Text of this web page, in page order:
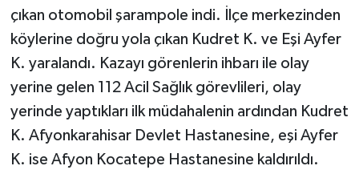
çıkan otomobil şarampole indi. İlçe merkezinden
köylerine doğru yola çıkan Kudret K. ve Eşi Ayfer
K. yaralandı. Kazayı görenlerin ihbarı ile olay
yerine gelen 112 Acil Sağlık görevlileri, olay
yerinde yaptıkları ilk müdahalenin ardından Kudret
K. Afyonkarahisar Devlet Hastanesine, eşi Ayfer
K. ise Afyon Kocatepe Hastanesine kaldırıldı.